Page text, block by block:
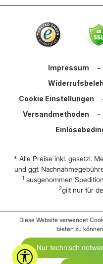
Impressum -
Cookie Einstellungen
Versandmethoden
-
* Alle Preise inkl. gesetzl.
und ggf.
1 ausgenommen
2gilt nur für
Werkzeugleiste
Diese Website verwendet
bieten zu
Nur technisch